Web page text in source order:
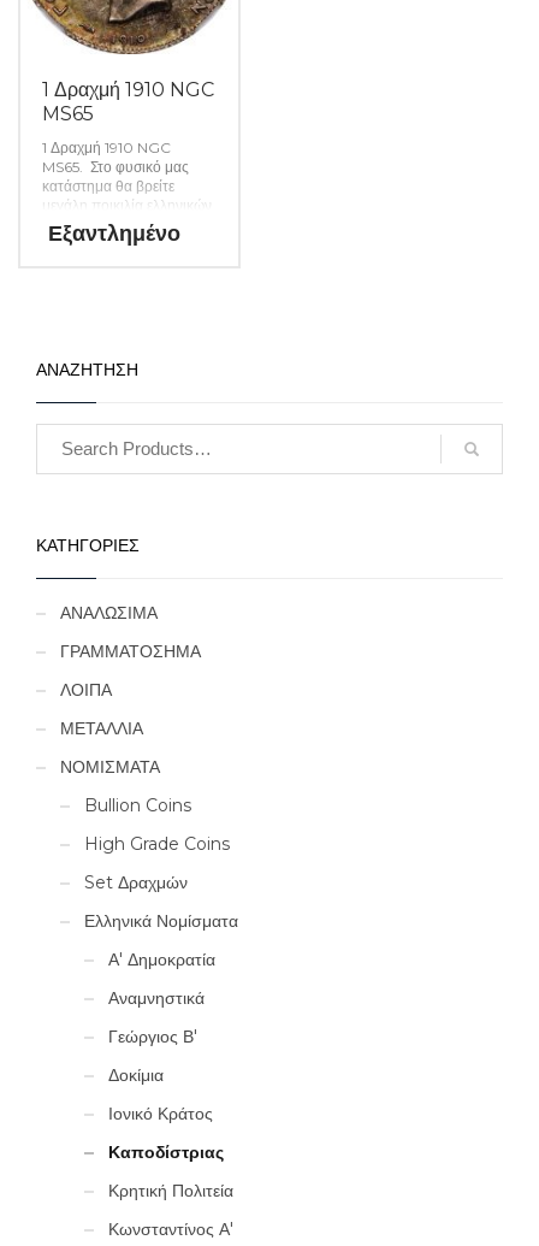
1 Δραχμή 1910 NGC
MS65
1 Δραχμή 1910 NGC
MS65. Στο φυσικό μας
κατάστημα θα βρείτε
μεγάλη ποικιλία ελληνικών
και ξένων νομισμάτων και
χαρτονομισμάτων καθώς
Εξαντλημένο
ΑΝΑΖΗΤΗΣΗ
ΚΑΤΗΓΟΡΙΕΣ
ΑΝΑΛΩΣΙΜΑ
ΓΡΑΜΜΑΤΟΣΗΜΑ
ΛΟΙΠΑ
ΜΕΤΑΛΛΙΑ
ΝΟΜΙΣΜΑΤΑ
Bullion Coins
High Grade Coins
Set Δραχμών
Ελληνικά Νομίσματα
Α' Δημοκρατία
Αναμνηστικά
Γεώργιος Β'
Δοκίμια
Ιονικό Κράτος
Καποδίστριας
Κρητική Πολιτεία
Κωνσταντίνος Α'